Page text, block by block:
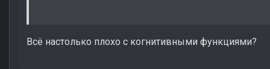
Всё настолько плохо с когнитивными функциями?